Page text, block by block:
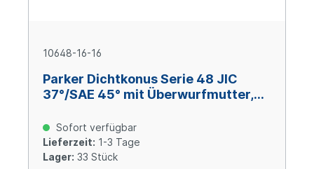
10648-16-16
Parker Dichtkonus Serie 48 JIC
37°/SAE 45° mit Überwurfmutter,
verzinkt Cr(VI)-frei
Sofort verfügbar
Lieferzeit: 1-3 Tage
Lager: 33 Stück